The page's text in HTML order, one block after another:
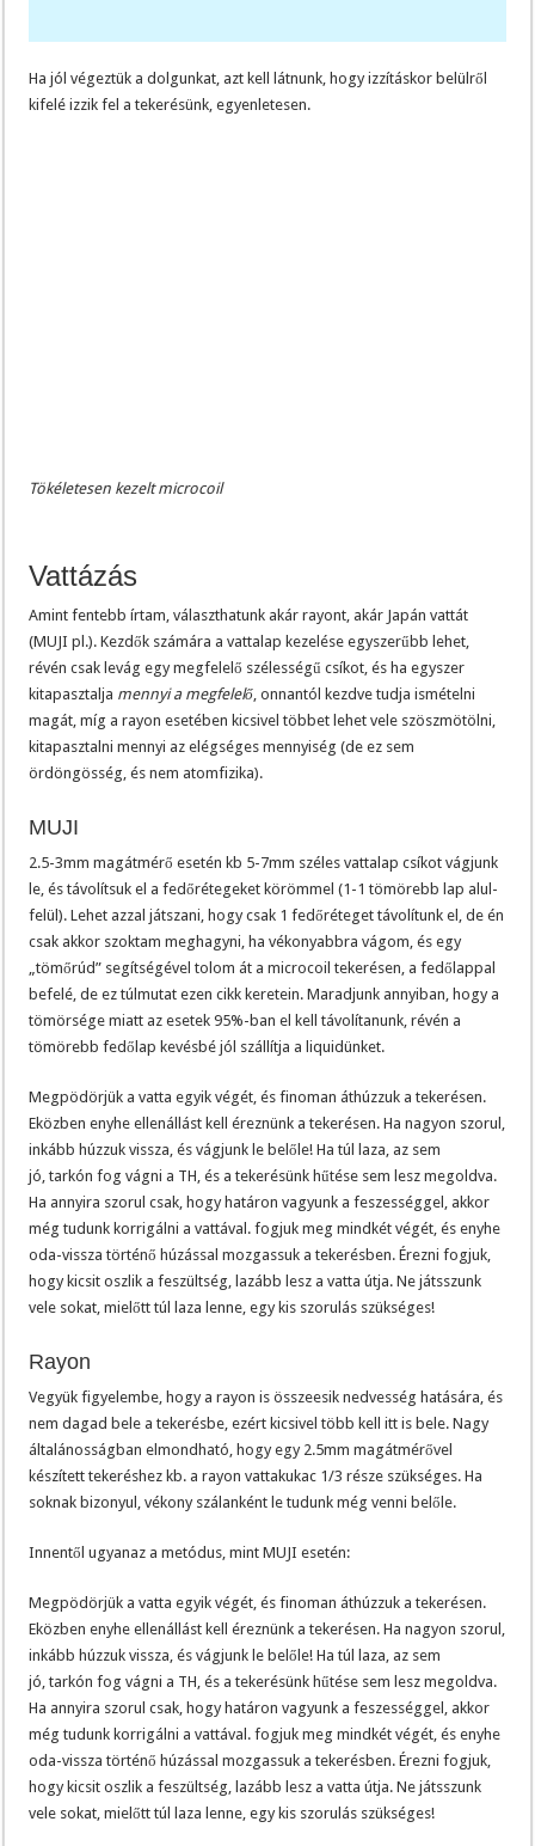
Ha jól végeztük a dolgunkat, azt kell látnunk, hogy izzításkor belülről
kifelé izzik fel a tekerésünk, egyenletesen.
Tökéletesen kezelt microcoil
Vattázás
Amint fentebb írtam, választhatunk akár rayont, akár Japán vattát
(MUJI pl.). Kezdők számára a vattalap kezelése egyszerűbb lehet,
révén csak levág egy megfelelő szélességű csíkot, és ha egyszer
kitapasztalja mennyi a megfelelő , onnantól kezdve tudja ismételni
magát, míg a rayon esetében kicsivel többet lehet vele szöszmötölni,
kitapasztalni mennyi az elégséges mennyiség (de ez sem
ördöngösség, és nem atomfizika).
MUJI
2.5-3mm magátmérő esetén kb 5-7mm széles vattalap csíkot vágjunk
le, és távolítsuk el a fedőrétegeket körömmel (1-1 tömörebb lap alul-
felül). Lehet azzal játszani, hogy csak 1 fedőréteget távolítunk el, de én
csak akkor szoktam meghagyni, ha vékonyabbra vágom, és egy
„tömőrúd” segítségével tolom át a microcoil tekerésen, a fedőlappal
befelé, de ez túlmutat ezen cikk keretein. Maradjunk annyiban, hogy a
tömörsége miatt az esetek 95%-ban el kell távolítanunk, révén a
tömörebb fedőlap kevésbé jól szállítja a liquidünket.
Megpödörjük a vatta egyik végét, és finoman áthúzzuk a tekerésen.
Eközben enyhe ellenállást kell éreznünk a tekerésen. Ha nagyon szorul,
inkább húzzuk vissza, és vágjunk le belőle! Ha túl laza, az sem
jó, tarkón fog vágni a TH, és a tekerésünk hűtése sem lesz megoldva.
Ha annyira szorul csak, hogy határon vagyunk a feszességgel, akkor
még tudunk korrigálni a vattával. fogjuk meg mindkét végét, és enyhe
oda-vissza történő húzással mozgassuk a tekerésben. Érezni fogjuk,
hogy kicsit oszlik a feszültség, lazább lesz a vatta útja. Ne játsszunk
vele sokat, mielőtt túl laza lenne, egy kis szorulás szükséges!
Rayon
Vegyük figyelembe, hogy a rayon is összeesik nedvesség hatására, és
nem dagad bele a tekerésbe, ezért kicsivel több kell itt is bele. Nagy
általánosságban elmondható, hogy egy 2.5mm magátmérővel
készített tekeréshez kb. a rayon vattakukac 1/3 része szükséges. Ha
soknak bizonyul, vékony szálanként le tudunk még venni belőle.
Innentől ugyanaz a metódus, mint MUJI esetén:
Megpödörjük a vatta egyik végét, és finoman áthúzzuk a tekerésen.
Eközben enyhe ellenállást kell éreznünk a tekerésen. Ha nagyon szorul,
inkább húzzuk vissza, és vágjunk le belőle! Ha túl laza, az sem
jó, tarkón fog vágni a TH, és a tekerésünk hűtése sem lesz megoldva.
Ha annyira szorul csak, hogy határon vagyunk a feszességgel, akkor
még tudunk korrigálni a vattával. fogjuk meg mindkét végét, és enyhe
oda-vissza történő húzással mozgassuk a tekerésben. Érezni fogjuk,
hogy kicsit oszlik a feszültség, lazább lesz a vatta útja. Ne játsszunk
vele sokat, mielőtt túl laza lenne, egy kis szorulás szükséges!